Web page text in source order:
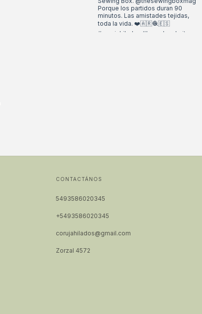
CONTACTÁNOS
5493586020345
+5493586020345
corujahilados@gmail.com
Zorzal 4572